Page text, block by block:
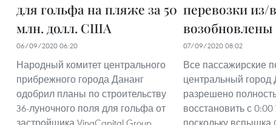
для гольфа на пляже за 50
млн. долл. США
06/09/2020 06:20
Народный комитет центрального
прибрежного города Дананг
одобрил планы по строительству
36-луночного поля для гольфа от
застройщика VinaCapital Group.
перевозки из/
возобновлены
07/09/2020 08:02
Все пассажирские
центральный город
разрешено
восстановить с 0:00
поскольку вспышка